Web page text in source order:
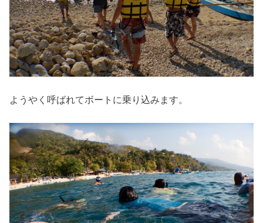
ようやく呼ばれてボートに乗り込みます。